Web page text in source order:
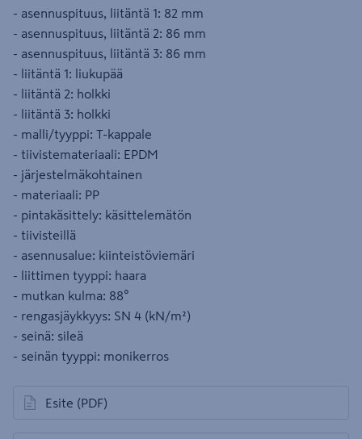
- asennuspituus, liitäntä 1: 82 mm
- asennuspituus, liitäntä 2: 86 mm
- asennuspituus, liitäntä 3: 86 mm
- liitäntä 1: liukupää
- liitäntä 2: holkki
- liitäntä 3: holkki
- malli/tyyppi: T-kappale
- tiivistemateriaali: EPDM
- järjestelmäkohtainen
- materiaali: PP
- pintakäsittely: käsittelemätön
- tiivisteillä
- asennusalue: kiinteistöviemäri
- liittimen tyyppi: haara
- mutkan kulma: 88°
- rengasjäykkyys: SN 4 (kN/m²)
- seinä: sileä
- seinän tyyppi: monikerros
Esite (PDF)
avautuu uuteen välilehteen